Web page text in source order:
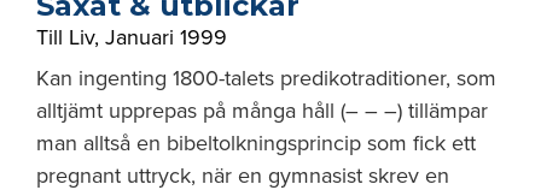
Till Liv, Januari 1999
Kan ingenting 1800-talets predikotraditioner, som
alltjämt upprepas på många håll (– – –) tillämpar
man alltså en bibeltolkningsprincip som fick ett
pregnant uttryck, när en gymnasist skrev en